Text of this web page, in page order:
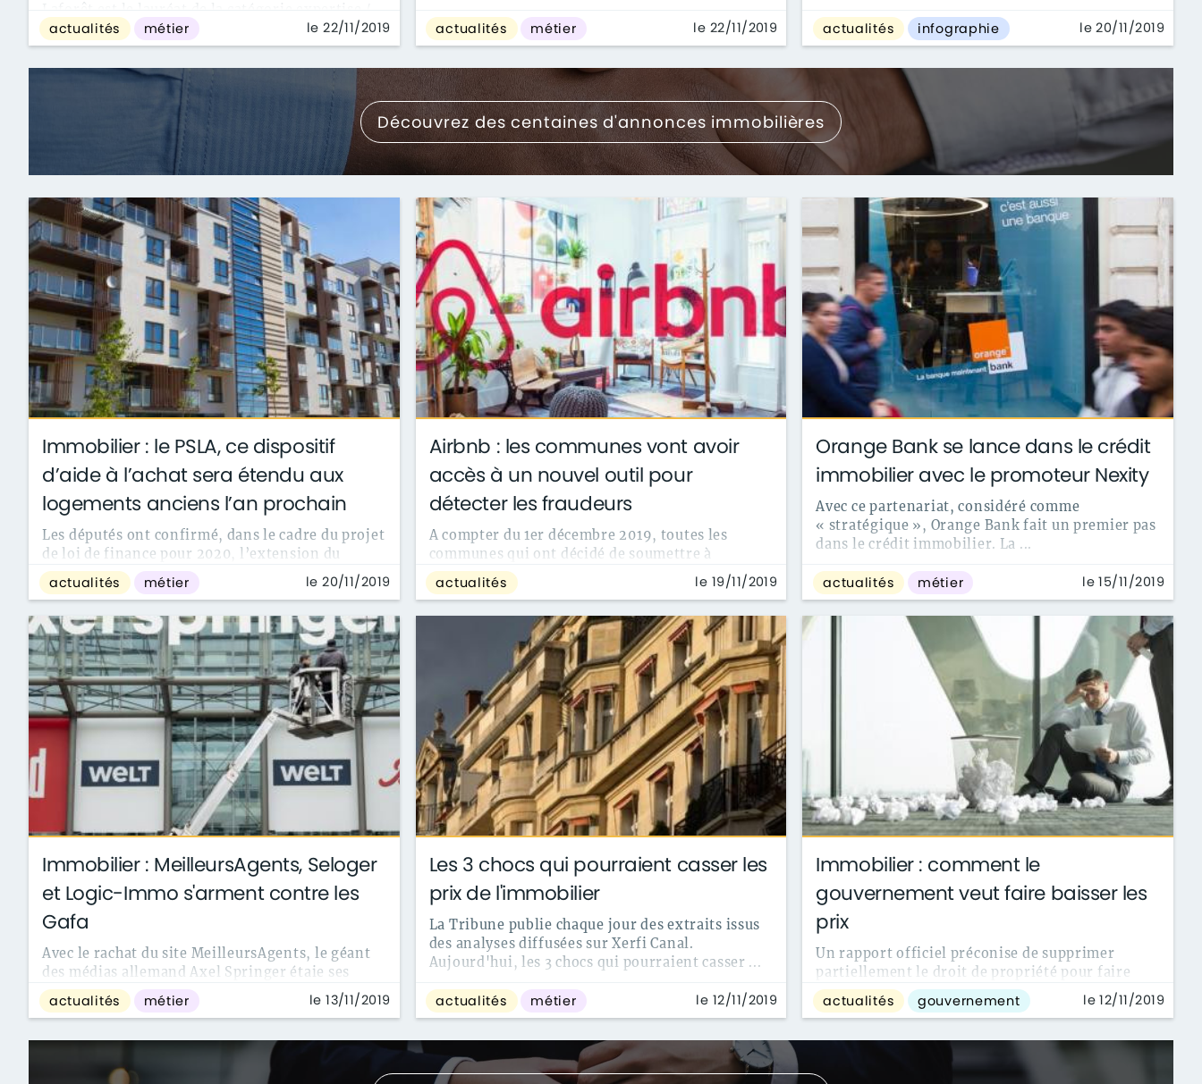
conseil immobilier pour sa plateforme de
blended learning, « Formation pour tous ...
actualités métier le 22/11/2019 actualités métier le 22/11/2019 actualités infographie le 20/11/2019
Découvrez des centaines d'annonces immobilières
Immobilier : le PSLA, ce dispositif
d’aide à l’achat sera étendu aux
logements anciens l’an prochain
Les députés ont confirmé, dans le cadre du projet
de loi de finance pour 2020, l’extension du
dispositif de prêt social ...
actualités métier le 20/11/2019
Airbnb : les communes vont avoir
accès à un nouvel outil pour
détecter les fraudeurs
A compter du 1er décembre 2019, toutes les
communes qui ont décidé de soumettre à
déclaration préalable d’enregistrement toute ...
actualités le 19/11/2019
Orange Bank se lance dans le crédit
immobilier avec le promoteur Nexity
Avec ce partenariat, considéré comme
« stratégique », Orange Bank fait un premier pas
dans le crédit immobilier. La ...
actualités métier le 15/11/2019
Immobilier : MeilleursAgents, Seloger
et Logic-Immo s'arment contre les
Gafa
Avec le rachat du site MeilleursAgents, le géant
des médias allemand Axel Springer étaie ses
actifs dans l'immobilier en ligne sur le ...
actualités métier le 13/11/2019
Les 3 chocs qui pourraient casser les
prix de l'immobilier
La Tribune publie chaque jour des extraits issus
des analyses diffusées sur Xerfi Canal.
Aujourd'hui, les 3 chocs qui pourraient casser ...
actualités métier le 12/11/2019
Immobilier : comment le
gouvernement veut faire baisser les
prix
Un rapport officiel préconise de supprimer
partiellement le droit de propriété pour faire
baisser les prix de l'immobilier.
actualités gouvernement le 12/11/2019